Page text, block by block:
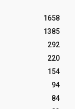
1658
1385
292
220
154
94
84